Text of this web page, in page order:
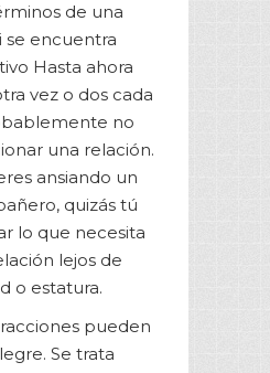
de una
se encuentra
Hasta ahora
vez o dos cada
no
una relación.
ansiando un
quizás tú
lo que necesita
lejos de
o estatura.
pueden
Se trata